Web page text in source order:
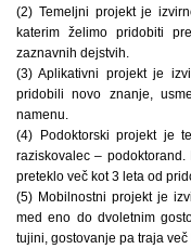
(2) Temeljni projekt je
katerim želimo pridobiti
zaznavnih dejstvih.
(3) Aplikativni projekt je
pridobili novo znanje,
namenu.
(4) Podoktorski projekt je
raziskovalec –
preteklo več kot 3 leta od
(5) Mobilnostni projekt je
med eno do dvoletnim
tujini, gostovanje pa traja